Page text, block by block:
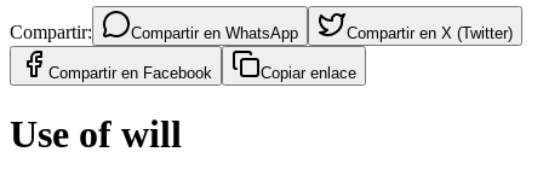
Compartir: Compartir en WhatsApp Compartir en X (Twitter)
Compartir en Facebook Copiar enlace
Use of will